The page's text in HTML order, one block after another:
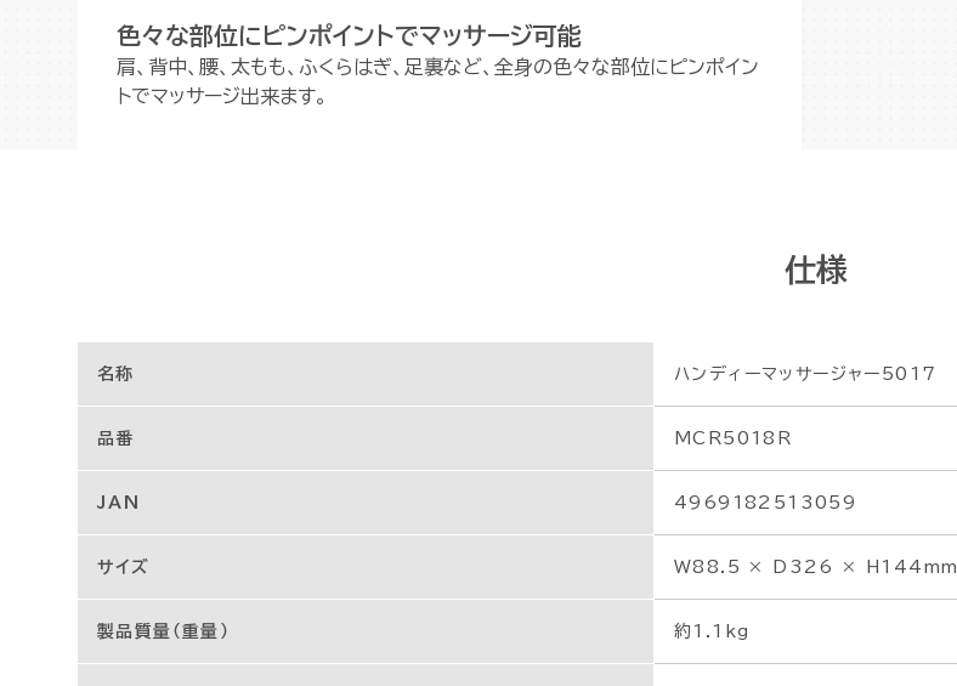
色々な部位にピンポイントでマッサージ可能
肩、背中、腰、太もも、ふくらはぎ、足裏など、全身の色々な部位にピンポイン
トでマッサージ出来ます。
仕様
名称 ハンディーマッサージャー5017
品番 MCR5018R
JAN 4969182513059
サイズ W88.5 × D326 × H144mm
製品質量（重量） 約1.1kg